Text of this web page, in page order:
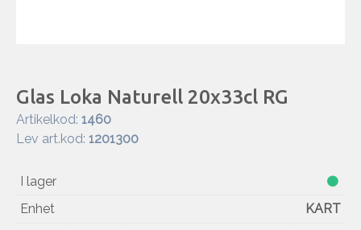
Glas Loka Naturell 20x33cl RG
Artikelkod: 1460
Lev art.kod: 1201300
I lager
Enhet
KART